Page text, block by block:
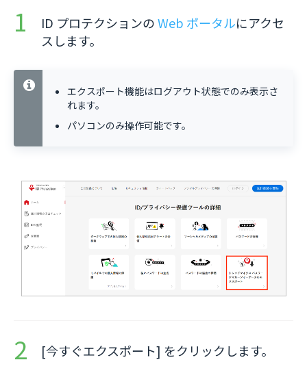
ID プロテクションのWeb ポータルにアクセ
スします。
エクスポート機能はログアウト状態でのみ表示さ
れます。
パソコンのみ操作可能です。
[今すぐエクスポート] をクリックします。